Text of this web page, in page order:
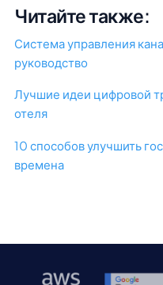
Читайте также:
Система управления
руководство
Лучшие идеи цифровой
отеля
10 способов улучшить
времена